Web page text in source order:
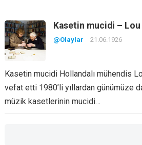
Kasetin mucidi –
@Olaylar 21.06.1926
Kasetin mucidi Hollandalı mühendis
vefat etti 1980’li yıllardan günümüze
müzik kasetlerinin mucidi…